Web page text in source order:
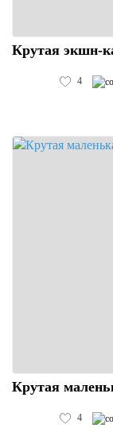
Крутая экшн-
4
Крутая
4